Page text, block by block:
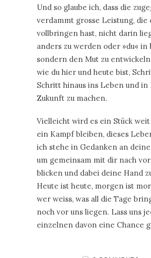
Und so glaube ich, dass die
verdammt grosse Leistung, die
vollbringen hast, nicht darin
anders zu werden oder »du« in
sondern den Mut zu
wie du hier und heute bist,
Schritt hinaus ins Leben und in
Zukunft zu machen.
Vielleicht wird es ein Stück
ein Kampf bleiben, dieses
ich stehe in Gedanken an
um gemeinsam mit dir nach
blicken und dabei deine Hand
Heute ist heute, morgen ist
wer weiss, was all die Tage
noch vor uns liegen. Lass uns
einzelnen davon eine Chance